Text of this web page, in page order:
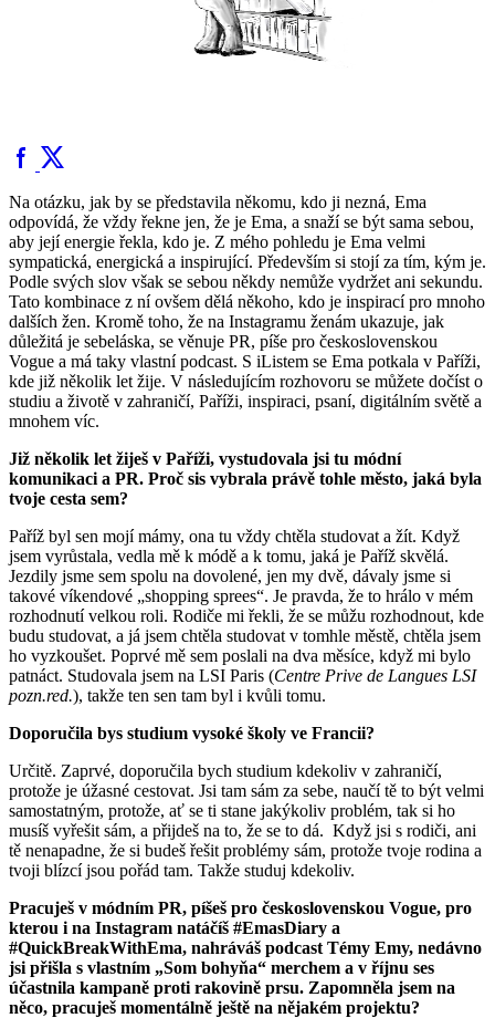
Na otázku, jak by se představila někomu, kdo ji nezná, Ema
odpovídá, že vždy řekne jen, že je Ema, a snaží se být sama sebou,
aby její energie řekla, kdo je. Z mého pohledu je Ema velmi
sympatická, energická a inspirující. Především si stojí za tím, kým je.
Podle svých slov však se sebou někdy nemůže vydržet ani sekundu.
Tato kombinace z ní ovšem dělá někoho, kdo je inspirací pro mnoho
dalších žen. Kromě toho, že na Instagramu ženám ukazuje, jak
důležitá je sebeláska, se věnuje PR, píše pro československou
Vogue a má taky vlastní podcast. S iListem se Ema potkala v Paříži,
kde již několik let žije. V následujícím rozhovoru se můžete dočíst o
studiu a životě v zahraničí, Paříži, inspiraci, psaní, digitálním světě a
mnohem víc.
Již několik let žiješ v Paříži, vystudovala jsi tu módní
komunikaci a PR. Proč sis vybrala právě tohle město, jaká byla
tvoje cesta sem?
Paříž byl sen mojí mámy, ona tu vždy chtěla studovat a žít. Když
jsem vyrůstala, vedla mě k módě a k tomu, jaká je Paříž skvělá.
Jezdily jsme sem spolu na dovolené, jen my dvě, dávaly jsme si
takové víkendové „shopping sprees“. Je pravda, že to hrálo v mém
rozhodnutí velkou roli. Rodiče mi řekli, že se můžu rozhodnout, kde
budu studovat, a já jsem chtěla studovat v tomhle městě, chtěla jsem
ho vyzkoušet. Poprvé mě sem poslali na dva měsíce, když mi bylo
patnáct. Studovala jsem na LSI Paris (Centre Prive de Langues LSI
pozn.red.), takže ten sen tam byl i kvůli tomu.
Doporučila bys studium vysoké školy ve Francii?
Určitě. Zaprvé, doporučila bych studium kdekoliv v zahraničí,
protože je úžasné cestovat. Jsi tam sám za sebe, naučí tě to být velmi
samostatným, protože, ať se ti stane jakýkoliv problém, tak si ho
musíš vyřešit sám, a přijdeš na to, že se to dá. Když jsi s rodiči, ani
tě nenapadne, že si budeš řešit problémy sám, protože tvoje rodina a
tvoji blízcí jsou pořád tam. Takže studuj kdekoliv.
Pracuješ v módním PR, píšeš pro československou Vogue, pro
kterou i na Instagram natáčíš #EmasDiary a
#QuickBreakWithEma, nahráváš podcast Témy Emy, nedávno
jsi přišla s vlastním „Som bohyňa“ merchem a v říjnu ses
účastnila kampaně proti rakovině prsu. Zapomněla jsem na
něco, pracuješ momentálně ještě na nějakém projektu?